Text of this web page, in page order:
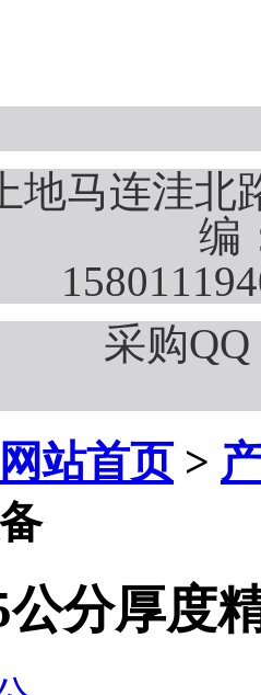
地马连洼北
编
采购QQ
网站首页>
分厚度